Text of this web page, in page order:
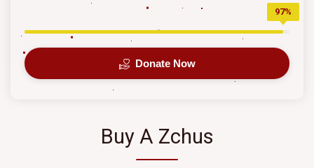
97%
Donate Now
Buy A Zchus